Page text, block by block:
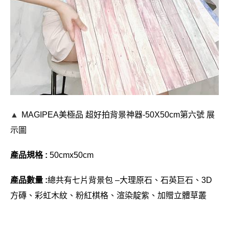
▲ MAGIPEA美極品 超好拍背景神器-50X50cm第六號 展
示圖
產品規格 : 50cmx50cm
產品數量 :總共有七片背景包 –大理原石、石英巨石、3D
方磚、彩虹木紋、粉紅棋格、渲染靛紫、加贈立體草叢